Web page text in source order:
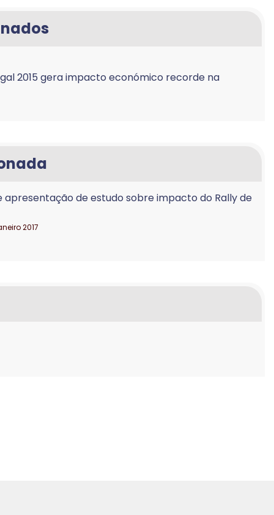
2015 gera impacto económico recorde na
apresentação de estudo sobre impacto do Rally de
2017